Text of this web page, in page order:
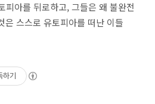
피아를 뒤로하고, 그들은 왜 불완전
은 스스로 유토피아를 떠난 이들
하기